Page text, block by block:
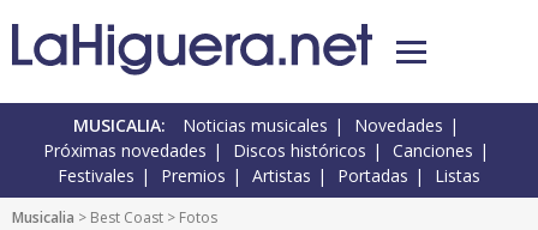
MUSICALIA: Noticias musicales
Novedades
Próximas novedades
Discos históricos
Canciones
Festivales
Premios Artistas Portadas Listas
Musicalia > Best Coast > Fotos